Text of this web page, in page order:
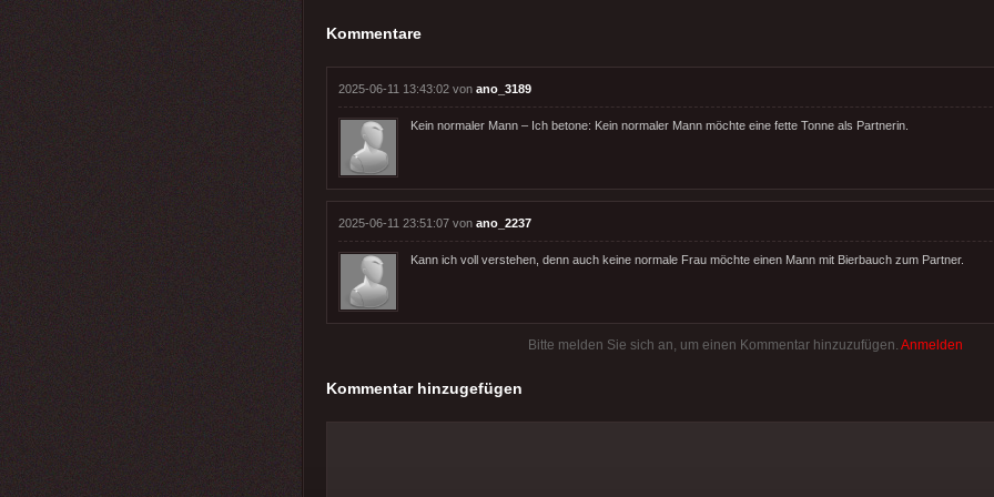
Kommentare
2025-06-11 13:43:02 von ano_3189
Kein normaler Mann – Ich betone: Kein normaler Mann möchte eine fette Tonne als Partnerin.
2025-06-11 23:51:07 von ano_2237
Kann ich voll verstehen, denn auch keine normale Frau möchte einen Mann mit Bierbauch zum Partner.
Bitte melden Sie sich an, um einen Kommentar hinzuzufügen. Anmelden
Kommentar hinzugefügen